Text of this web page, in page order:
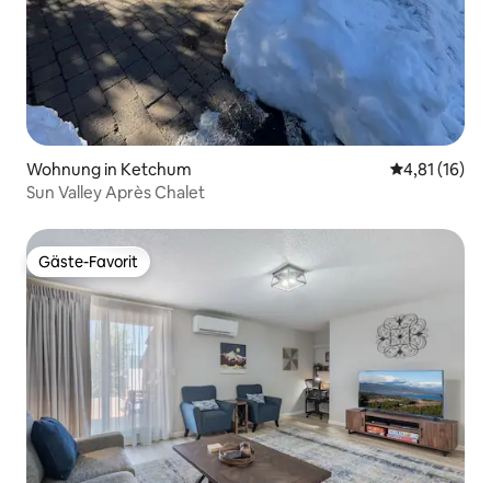
Wohnung in Ketchum
4,81 (16)
Sun Valley Après Chalet
Gäste-Favorit
Gäste-Favorit